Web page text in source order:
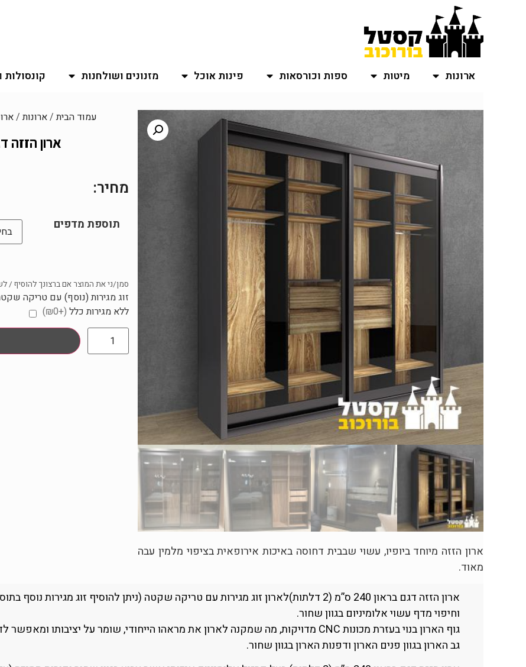
ארונות מיטות ספות וכורסאות פינות אוכל מזנונים ושולחנות קונסולות
ארון הזזה מיוחד ביופיו, עשוי שבבית דחוסה באיכות אירופאית בציפוי מלמין עבה
מאוד.
עמוד הבית/ארונות/
ארון הזזה דגם
מחיר:
תוספת מדפים
סמן/ני את המוצר אם ברצונך להוסיף /
זוג מגירות (נוסף) עם טריקה
ללא מגירות כלל (+₪0)
ארון הזזה דגם בראון 240 ס”מ (2 דלתות)לארון זוג מגירות עם טריקה שקטה (ניתן להוסיף זוג
וחיפוי מדף עשוי אלומיניום בגוון שחור.
גוף הארון בנוי בעזרת מכונות CNC מדויקות, מה שמקנה לארון את מראהו הייחודי, שומר על יציבותו ומאפשר לדלתות יכולת תזוזה קלה.
גב הארון בגוון פנים הארון ודפנות הארון בגוון שחור.